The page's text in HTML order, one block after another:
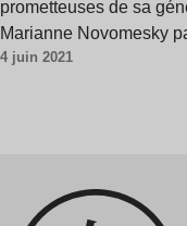
prometteuses de sa
Marianne Novomesky
4 juin 2021